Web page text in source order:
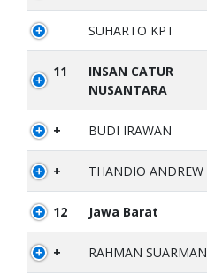
SUHARTO KPT
11
INSAN CATUR
NUSANTARA
+ BUDI IRAWAN
+ THANDIO ANDREW
12 Jawa Barat
+ RAHMAN SUARMAN